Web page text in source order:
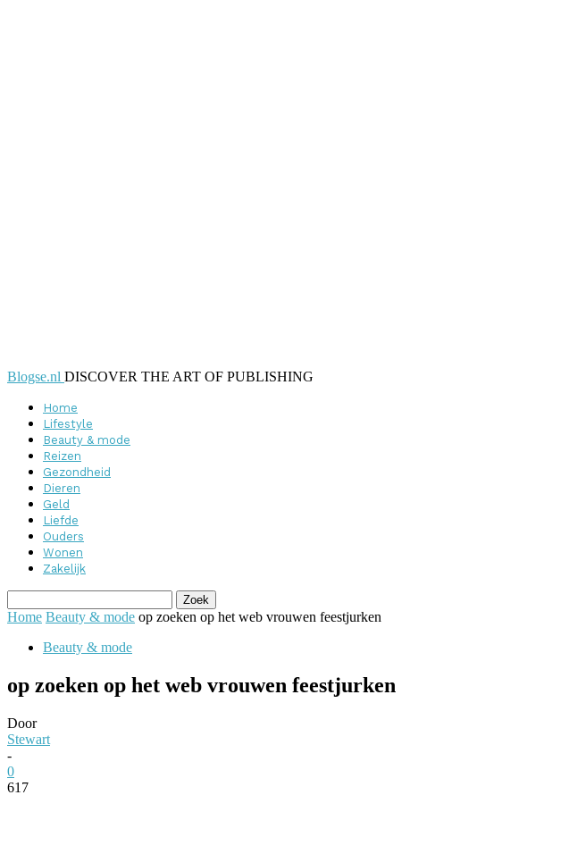
Blogse.nl DISCOVER THE ART OF PUBLISHING
Home
Lifestyle
Beauty & mode
Reizen
Gezondheid
Dieren
Geld
Liefde
Ouders
Wonen
Zakelijk
Home Beauty & mode op zoeken op het web vrouwen feestjurken
Beauty & mode
op zoeken op het web vrouwen feestjurken
Door
Stewart
-
0
617